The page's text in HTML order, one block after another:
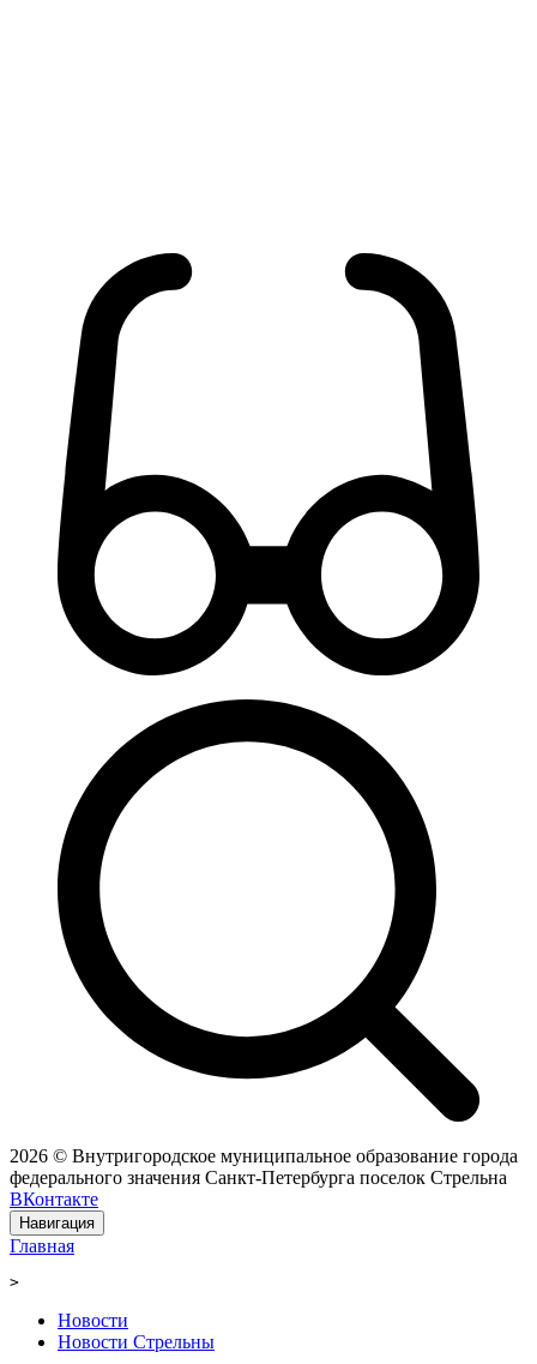
2026 © Внутригородское муниципальное образование города
федерального значения Санкт-Петербурга поселок Стрельна
ВКонтакте
Навигация
Главная
>
Новости
Новости Стрельны